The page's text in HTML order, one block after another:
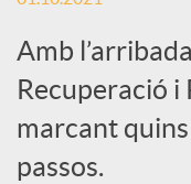
s
S
Amb
Recuperació i
marcant
passos.